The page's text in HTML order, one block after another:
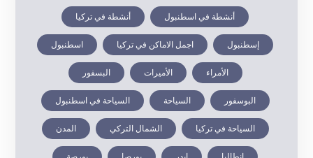
أنشطة في اسطنبول أنشطة في تركيا
إسطنبول اجمل الاماكن في تركيا اسطنبول
الأمراء الأميرات البسفور
البوسفور السياحة السياحة في اسطنبول
السياحة في تركيا الشمال التركي المدن